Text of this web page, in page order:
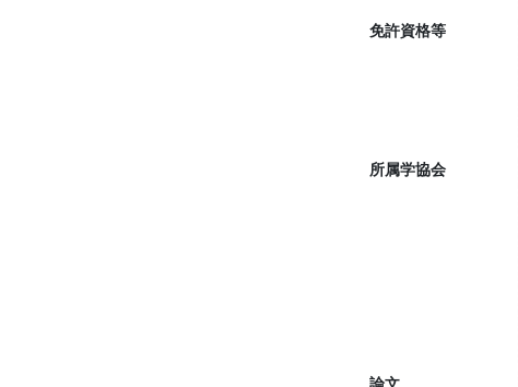
免許資格等
所属学協会